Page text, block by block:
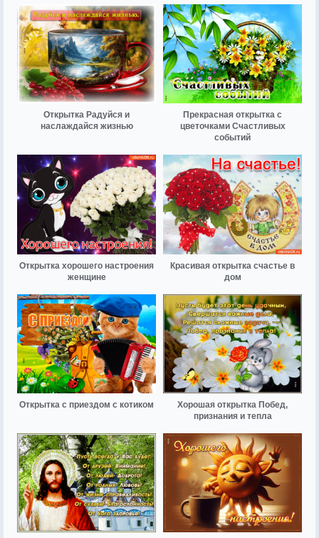
Открытка Радуйся и
наслаждайся жизнью
Прекрасная открытка с
цветочками Счастливых
событий
Открытка хорошего настроения
женщине
Красивая открытка счастье в
дом
Открытка с приездом с котиком
Хорошая открытка Побед,
признания и тепла